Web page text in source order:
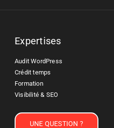
Expertises
Audit WordPress
Crédit temps
Formation
Visibilité & SEO
UNE QUESTION ?